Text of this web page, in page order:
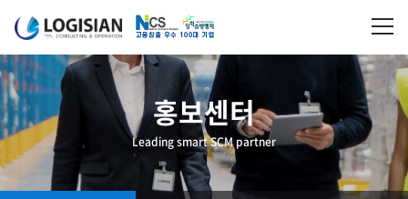
홍보센터
Leading smart SCM partner